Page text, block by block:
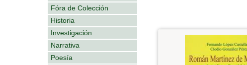
Fóra de Colección
Historia
Investigación
Narrativa
Poesía